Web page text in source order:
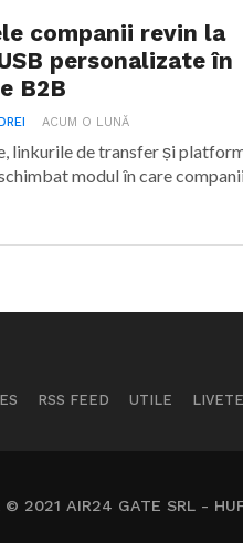
companii revin la
personalizate în
B2B
ACUM O LUNĂ
linkurile de transfer și
modul în care
RSS FEED UTILE
2021 AIR24 GATE SRL -